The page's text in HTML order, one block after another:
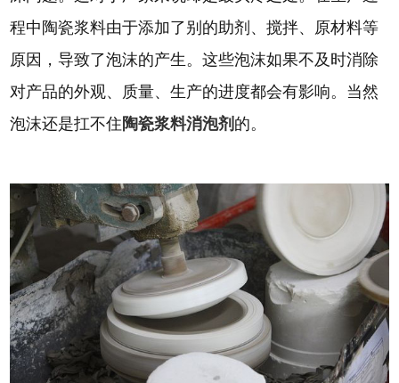
程中陶瓷浆料由于添加了别的助剂、搅拌、原材料等
原因，导致了泡沫的产生。这些泡沫如果不及时消除
对产品的外观、质量、生产的进度都会有影响。 当然
泡沫还是扛不住 陶瓷浆料消泡剂 的。